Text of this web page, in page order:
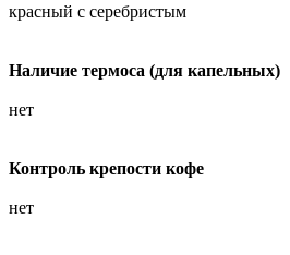
красный с серебристым
Наличие термоса (для капельных)
нет
Контроль крепости кофе
нет